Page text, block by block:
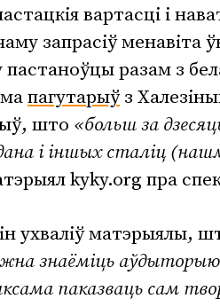
вартасці і
запрасіў менавіта
пастаноўцы разам з
пагутарыўз
што «больш за
і іншых сталіц
kyky.org пра
ухваліў матэрыялы,
знаёміць
паказваць сам